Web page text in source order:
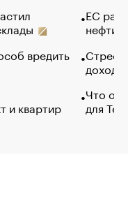
вредить
и квартир
ЕС
нефти
Что
для